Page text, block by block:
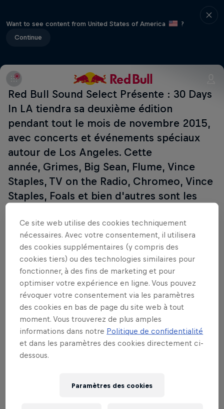
Want to see content from United States of America
?
Continue
Red Bull Sound Select Présente : 30 Days
In LA tiendra sa deuxième édition
pendant tout le mois de novembre 2015,
avec concerts et événements spéciaux
autour de Los Angeles. Cette
année, Grimes, Big Sean, Flume, Vince
Staples, TV on the Radio, Chromeo, Vince
Staples, Foals et bien d'autres sont les
des salles mythiques telles que le Roxy
Theatre, l'Echo, El Rey, et Hollywood
Palladium, pour n'en citer que quelques-
unes. Chaque soirée verra aussi se
produire des artistes à suivre, choisis par
les programmateurs estimés de Red Bull
Sound Select. Gardez l'oeil sur cette page
pour des news, des mises à jours, des
photos et bien plus encore.
Ce site web utilise des cookies techniquement
nécessaires. Avec votre consentement, il utilisera
des cookies supplémentaires (y compris des
cookies tiers) ou des technologies similaires pour
fonctionner, à des fins de marketing et pour
optimiser votre expérience en ligne. Vous pouvez
révoquer votre consentement via les paramètres
des cookies en bas de page du site web à tout
moment. Vous trouverez de plus amples
informations dans notre Politique de confidentialité
et dans les paramètres des cookies directement ci-
dessous.
Paramètres des cookies